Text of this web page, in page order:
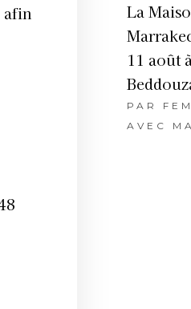
afin
La
11 août
PAR
AVEC